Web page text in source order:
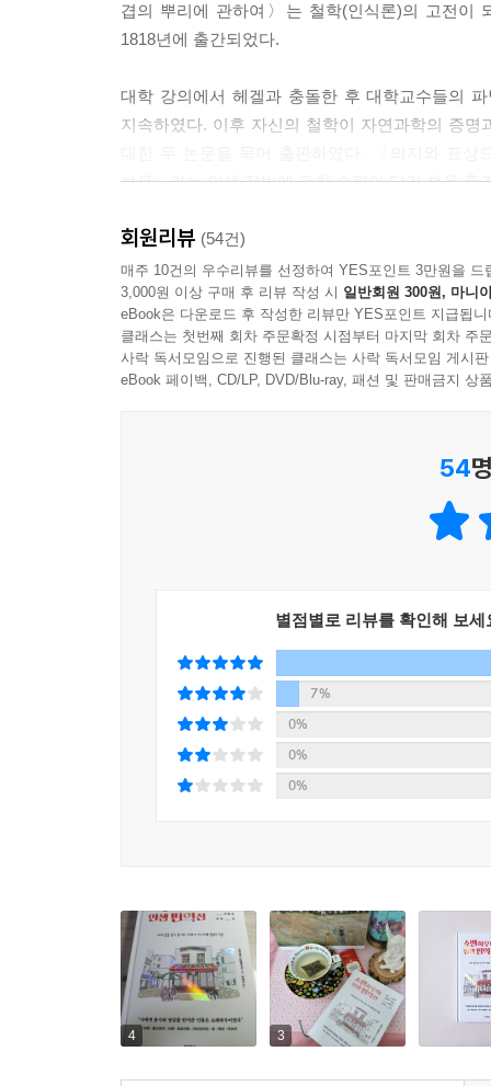
그것은 지혜와 힘과 행운이다.
나는 마지막에 열거한 행운이 가장 많은 일을 할
못한다. 이때 이 노력이나 분투가 노(櫓)의 역할
회오리바람이 일어나 우리가 지금까지 전진해 온
--- p.100~101, 「지배적인 힘의 원천은 지혜와 힘
우리의 격언은 이래야 하지 않을까. ‘악마들에게
정도의 수고와 시간과 불편, 번거로움, 돈 또는 인
그리고 이 제물이 크면 클수록 불행은 적어지고
것이 보험료이다. 이것은 모든 사람이 악마의 제
세상을 다만 스쳐서 지나가리라
이 또한 아무것도 아니리니
안바리도 헤이리(12세기의 페르시아 시인)
그런데 이 유익한 견해에 도달하는 길을 가로막
--- p.135, 「현명한 사람은 기쁨을 찾기보다 슬픔
은 그 이상의 것을 기준으로 하여 판단을 내리기
다. 따라서 천재적인 사람은 평범한 사람의 생각
--- p.167~168, 「같은 사람을 존경하는 동시에 뜨
자기의 사사로운 일은 비밀로 하고, 친한 사람에
것이 바람직하다. 왜냐하면, 그들에게 자기의 사
겹의 뿌리에 관하여〉는 철학(인식론)의 고전이
1818년에 출간되었다.
대학 강의에서 헤겔과 충돌한 후 대학교수들의
지속하였다. 이후 자신의 철학이 자연과학의 증
보유〉라는 인생 전반에 관한 수필이 담긴 책을
쇼펜하우어는 1820년대에 동양학자 프리드리히
도달한 결론과 같은 것이 있음을 깨닫게 되었다.
먼 과거의 동양 사상가들이 서양과는 전혀 다른
생각했다. 이 발견을 쇼펜하우어는 글로 써서
서양철학과 동양철학 간의 유사성을 말한 철학
19세기 말에 유명해지면서 많은 사상가에게 영향
끼쳤다. 그는 19세기 독일의 주요 철학자 중 한
쇼펜하우어는 초기에 사업가로서의 경력을 쌓
개념을 중심으로 세상을 이해했으며, 이는 그의
그것들을 이해하고 대처하는지에 대해 많은 글
비관적인 시각으로 평가되곤 한다.
쇼펜하우어는 동양철학에도 큰 관심을 가지고 있
쇼펜하우어는 독특한 철학적 견해와 깊은 인간
세상을 이해하는 새로운 방법을 제시하였고, 그
그리고 이 둘을 극복하는 방법에 대해 깊이 있는
동양철학에 대한 관심과 이해는 서양과 동양철학
하였다.
회원리뷰 (54건)
매주 10건의 우수리뷰를 선정하여 YES포인트 3만원을 드
3,000원 이상 구매 후 리뷰 작성 시 일반회원 300원, 마니
eBook은 다운로드 후 작성한 리뷰만 YES포인트 지급됩니
클래스는 첫번째 회차 주문확정 시점부터 마지막 회차 주
사락 독서모임으로 진행된 클래스는 사락 독서모임 게시
eBook 페이백, CD/LP, DVD/Blu-ray, 패션 및 판매금지 상
54
별점별로 리뷰를 확인해 보세
7%
0%
0%
0%
4 3